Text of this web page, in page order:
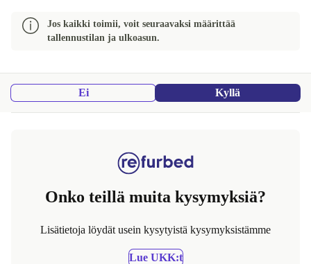
Jos kaikki toimii, voit seuraavaksi määrittää
tallennustilan ja ulkoasun.
Ei Kyllä
Onko teillä muita kysymyksiä?
Lisätietoja löydät usein kysytyistä kysymyksistämme
Lue UKK:t